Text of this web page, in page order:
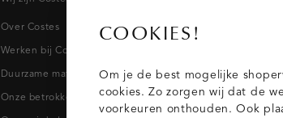
Over Costes
Werken bij Costes
Duurzame materialen
Onze betrokkenheid
Blazers &
Blouses
COOKIES!
Om je de best mogelijke
cookies. Zo zorgen wij dat de
voorkeuren onthouden. Ook